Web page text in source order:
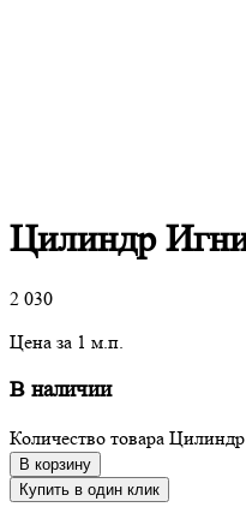
Цилиндр
2 030
Цена за 1 м.п.
В наличии
Количество товара
В корзину
Купить в один клик